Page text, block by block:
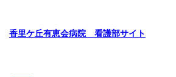
香里ケ丘有恵会病院 看護部サイト